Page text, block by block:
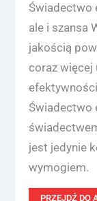
Świadectwo
ale i szansa
jakością
coraz więcej
Świadectwo
jest jedynie
wymogiem.
PRZEJDŹ DO